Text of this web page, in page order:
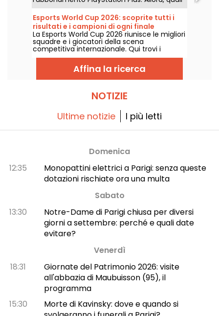
gioco!
sono i giochi offerti ad agosto 2026?
Scoprite la selezione di questo mese.
Esports World Cup 2026: scoprite tutti i
risultati e i campioni di ogni finale
La Esports World Cup 2026 riunisce le migliori
squadre e i giocatori della scena
competitiva internazionale. Qui trovi i
risultati delle finali, i punteggi, i vincitori di
ogni torneo e il calendario delle prossime
Affina la ricerca
NOTIZIE
Ultime notizie I più letti
Domenica
12:35
Monopattini elettrici a Parigi: senza queste
dotazioni rischiate ora una multa
Sabato
13:30
Notre-Dame di Parigi chiusa per diversi
giorni a settembre: perché e quali date
evitare?
Venerdì
18:31
Giornate del Patrimonio 2026: visite
all'abbazia di Maubuisson (95), il
programma
15:30
Morte di Kavinsky: dove e quando si